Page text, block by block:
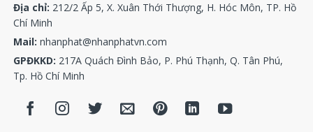
Cảm biến máy nén khí Atlas copco 1089057440
Cảm biến máy nén khí Atlas copco 1089057449
Cảm biến máy nén khí Atlas copco 1089057401
Cảm biến máy nén khí Atlas copco 1089057520
Địa chỉ: 212/2 Ấp 5, X. Xuân Thới Thượng, H. Hóc Môn, TP. Hồ
Chí Minh
Mail:nhanphat@nhanphatvn.com
GPĐKKD: 217A Quách Đình Bảo, P. Phú Thạnh, Q. Tân Phú,
Tp. Hồ Chí Minh